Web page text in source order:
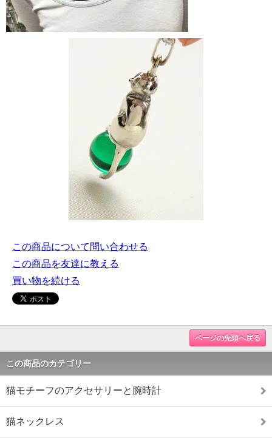
この商品について問い合わせる
この商品を友達に教える
買い物を続ける
ページの先頭へ戻る
この商品のカテゴリー
猫モチーフのアクセサリーと腕時計
猫ネックレス